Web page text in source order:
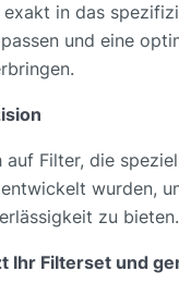
in das
und eine
auf Filter, die
wurden,
zu bieten.
Ihr Filterset und